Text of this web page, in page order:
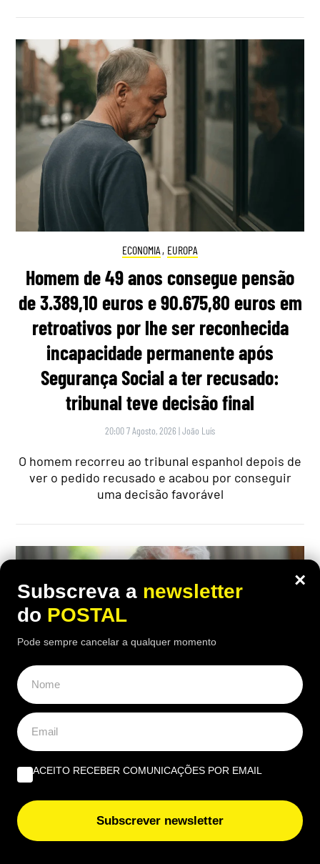
ECONOMIA , EUROPA
Homem de 49 anos consegue pensão
de 3.389,10 euros e 90.675,80 euros em
retroativos por lhe ser reconhecida
incapacidade permanente após
Segurança Social a ter recusado:
tribunal teve decisão final
20:00 7 Agosto, 2026 |João Luís
O homem recorreu ao tribunal espanhol depois de
ver o pedido recusado e acabou por conseguir
uma decisão favorável
Carpinteiro reformado de 91 anos com
recusar-lhe subida da pensão de 850€
×
Subscreva a newsletter
do POSTAL
Pode sempre cancelar a qualquer momento
ACEITO RECEBER COMUNICAÇÕES POR EMAIL
Subscrever newsletter